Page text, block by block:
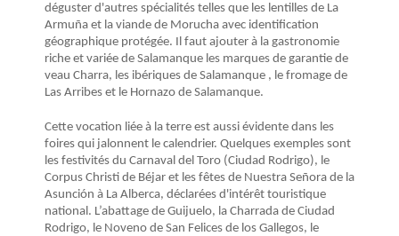
déguster d'autres spécialités telles que les lentilles de La
Armuña et la viande de Morucha avec identification
géographique protégée. Il faut ajouter à la gastronomie
riche et variée de Salamanque les marques de garantie de
veau Charra, les ibériques de Salamanque , le fromage de
Las Arribes et le Hornazo de Salamanque.
Cette vocation liée à la terre est aussi évidente dans les
foires qui jalonnent le calendrier. Quelques exemples sont
les festivités du Carnaval del Toro (Ciudad Rodrigo), le
Corpus Christi de Béjar et les fêtes de Nuestra Señora de la
Asunción à La Alberca, déclarées d'intérêt touristique
national. L’abattage de Guijuelo, la Charrada de Ciudad
Rodrigo, le Noveno de San Felices de los Gallegos, le